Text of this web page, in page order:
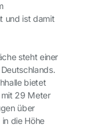
und ist damit
steht einer
bietet
29 Meter
über
die Höhe